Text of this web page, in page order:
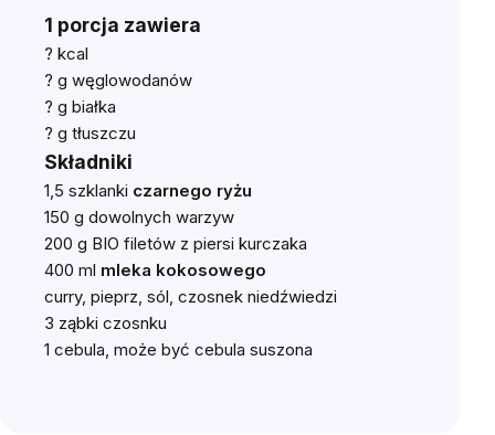
1 porcja zawiera
? kcal
? g węglowodanów
? g białka
? g tłuszczu
Składniki
1,5 szklanki czarnego ryżu
150 g dowolnych warzyw
200 g BIO filetów z piersi kurczaka
400 ml mleka kokosowego
curry, pieprz, sól, czosnek niedźwiedzi
3 ząbki czosnku
1 cebula, może być cebula suszona